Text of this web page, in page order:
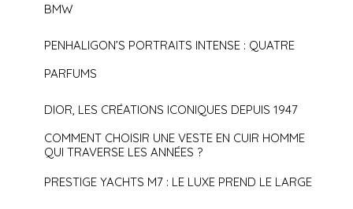
BMW
PENHALIGON’S PORTRAITS INTENSE : QUATRE
PARFUMS
DIOR, LES CRÉATIONS ICONIQUES DEPUIS 1947
COMMENT CHOISIR UNE VESTE EN CUIR HOMME
QUI TRAVERSE LES ANNÉES ?
PRESTIGE YACHTS M7 : LE LUXE PREND LE LARGE